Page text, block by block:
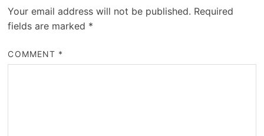
Your email address will not be published. Required
fields are marked *
COMMENT *